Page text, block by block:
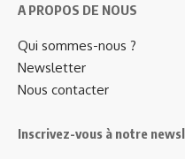
A PROPOS DE NOUS
Qui sommes-nous ?
Newsletter
Nous contacter
Inscrivez-vous à notre